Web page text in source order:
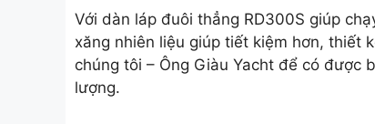
Với dàn láp đuôi thẳng RD300S giúp
xăng nhiên liệu giúp tiết kiệm hơn, thiết
chúng tôi – Ông Giàu Yacht để có được
lượng.